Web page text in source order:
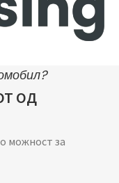
ОД
можност за